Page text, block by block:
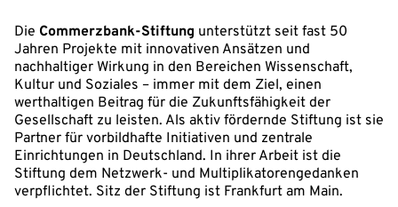
Die Commerzbank-Stiftung unterstützt seit fast 50
Jahren Projekte mit innovativen Ansätzen und
nachhaltiger Wirkung in den Bereichen Wissenschaft,
Kultur und Soziales – immer mit dem Ziel, einen
werthaltigen Beitrag für die Zukunftsfähigkeit der
Gesellschaft zu leisten. Als aktiv fördernde Stiftung ist sie
Partner für vorbildhafte Initiativen und zentrale
Einrichtungen in Deutschland. In ihrer Arbeit ist die
Stiftung dem Netzwerk- und Multiplikatorengedanken
verpflichtet. Sitz der Stiftung ist Frankfurt am Main.